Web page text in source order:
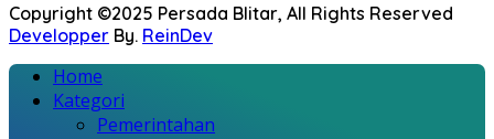
Copyright ©2025 Persada Blitar, All Rights Reserved
Developper By. ReinDev
Home
Kategori
Pemerintahan